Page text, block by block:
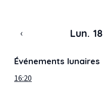
‹ Lun. 18
Événements lunaires
16:20